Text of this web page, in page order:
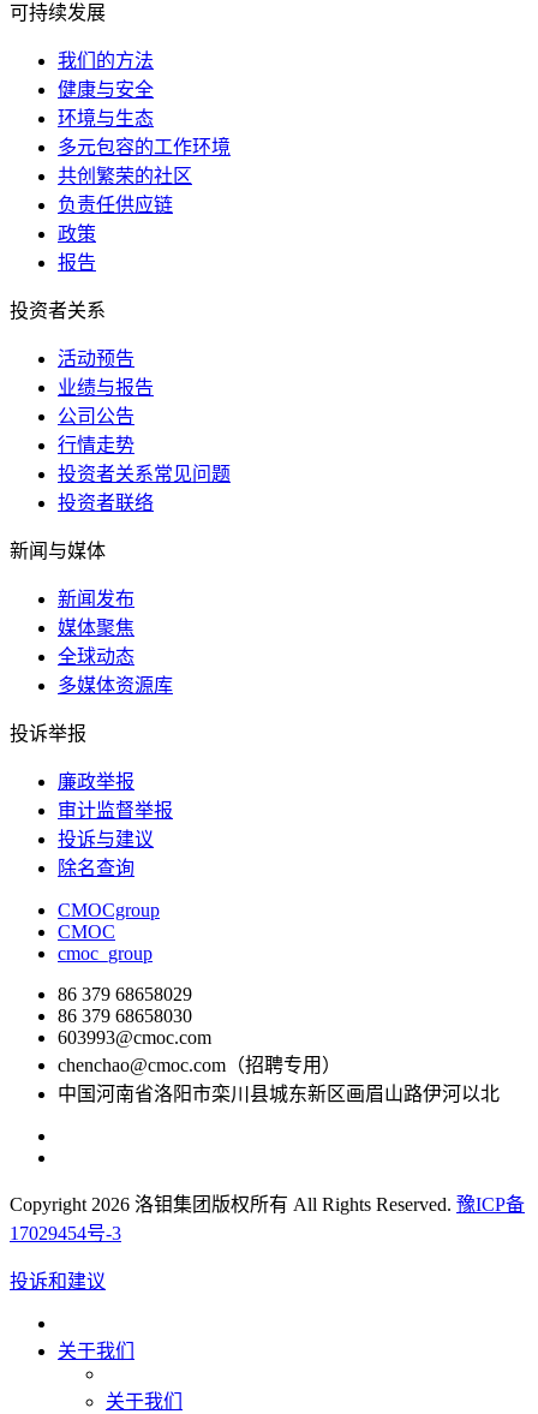
可持续发展
我们的方法
健康与安全
环境与生态
多元包容的工作环境
共创繁荣的社区
负责任供应链
政策
报告
投资者关系
活动预告
业绩与报告
公司公告
行情走势
投资者关系常见问题
投资者联络
新闻与媒体
新闻发布
媒体聚焦
全球动态
多媒体资源库
投诉举报
廉政举报
审计监督举报
投诉与建议
除名查询
CMOCgroup
CMOC
cmoc_group
86 379 68658029
86 379 68658030
603993@cmoc.com
chenchao@cmoc.com（招聘专用）
中国河南省洛阳市栾川县城东新区画眉山路伊河以北
Copyright 2026 洛钼集团版权所有 All Rights Reserved. 豫ICP备
17029454号-3
投诉和建议
关于我们
关于我们